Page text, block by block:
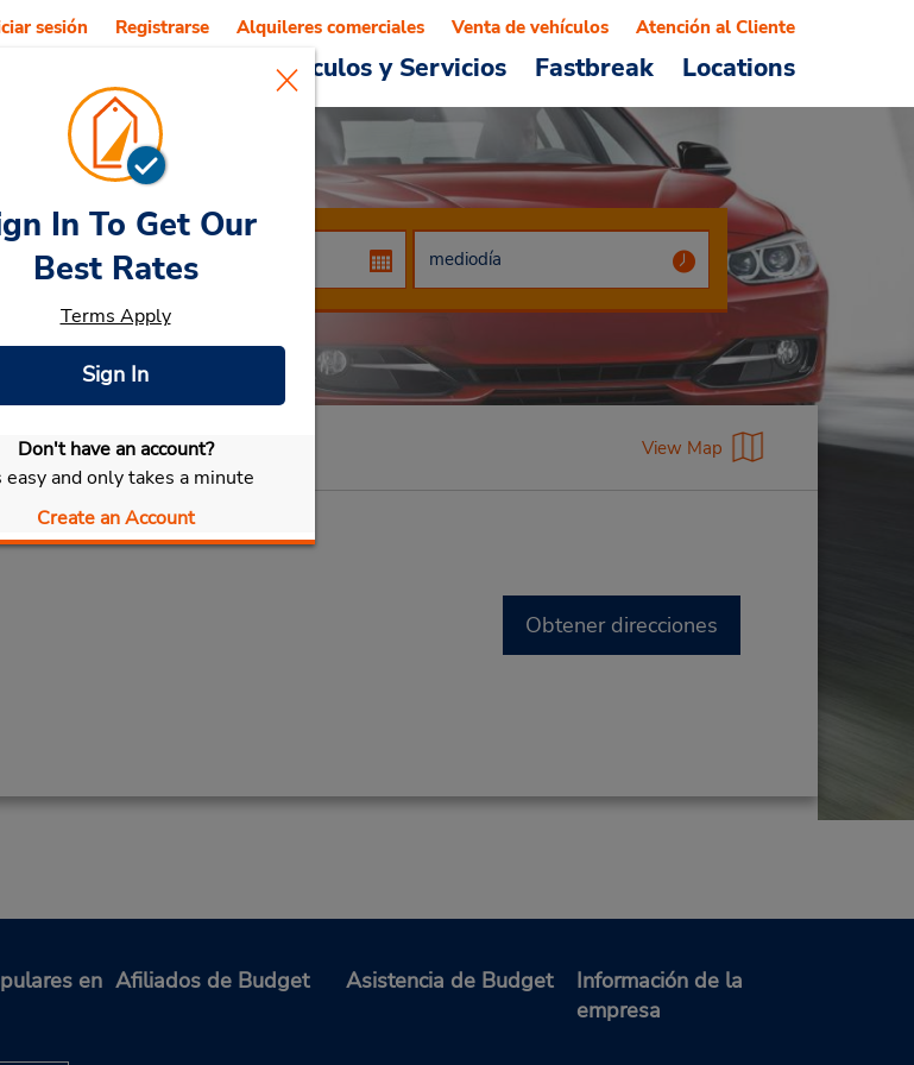
Vehículos y Servicios Fastbreak Locations
sesión Registrarse Alquileres comerciales Venta de vehículos Atención al Cliente
Rent a Car
Seleccionar mi vehículo
In To Get Our
Best Rates
Terms Apply
Sign In
Don't have an account?
easy and only takes a minute
Create an Account
View Map
Obtener direcciones
en Afiliados de Budget Asistencia de Budget
Información de la
empresa